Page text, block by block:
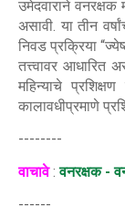
उमेदवाराने
असावी. या तीन
निवड प्रक्रिया
तत्त्वावर आधारित
महिन्याचे
कालावधीप्रमाणे
--------
वाचावे:वनरक्षक -
------